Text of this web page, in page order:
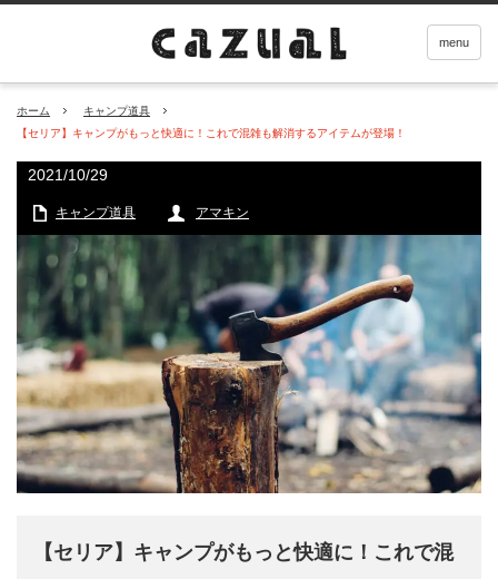
menu
ホーム
キャンプ道具
【セリア】キャンプがもっと快適に！これで混雑も解消するアイテムが登場！
2021/10/29
キャンプ道具 アマキン
【セリア】キャンプがもっと快適に！これで混